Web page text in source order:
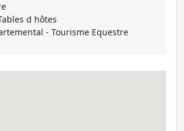
d hôtes
- Tourisme Equestre